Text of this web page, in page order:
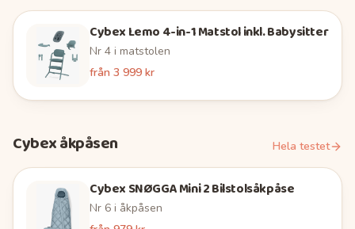
Cybex Lemo 4-in-1 Matstol inkl. Babysitter
Nr 4 i matstolen
från 3 999 kr
Cybexåkpåsen Hela testet
Cybex SNØGGA Mini 2 Bilstolsåkpåse
Nr 6 i åkpåsen